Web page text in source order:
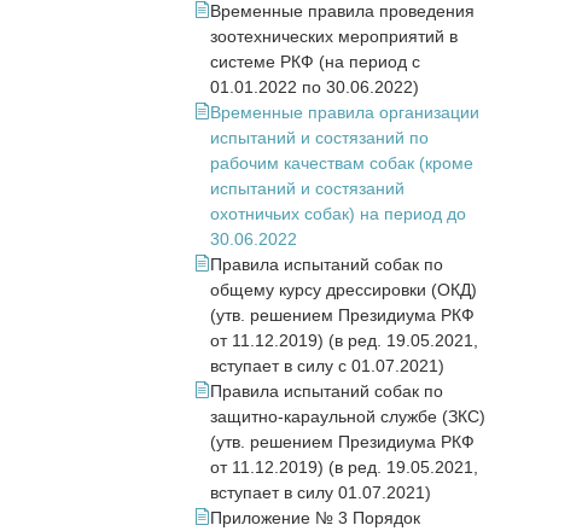
Временные правила проведения
зоотехнических мероприятий в
системе РКФ (на период с
01.01.2022 по 30.06.2022)
Временные правила организации
испытаний и состязаний по
рабочим качествам собак (кроме
испытаний и состязаний
охотничьих собак) на период до
30.06.2022
Правила испытаний собак по
общему курсу дрессировки (ОКД)
(утв. решением Президиума РКФ
от 11.12.2019) (в ред. 19.05.2021,
вступает в силу с 01.07.2021)
Правила испытаний собак по
защитно-караульной службе (ЗКС)
(утв. решением Президиума РКФ
от 11.12.2019) (в ред. 19.05.2021,
вступает в силу 01.07.2021)
Приложение № 3 Порядок